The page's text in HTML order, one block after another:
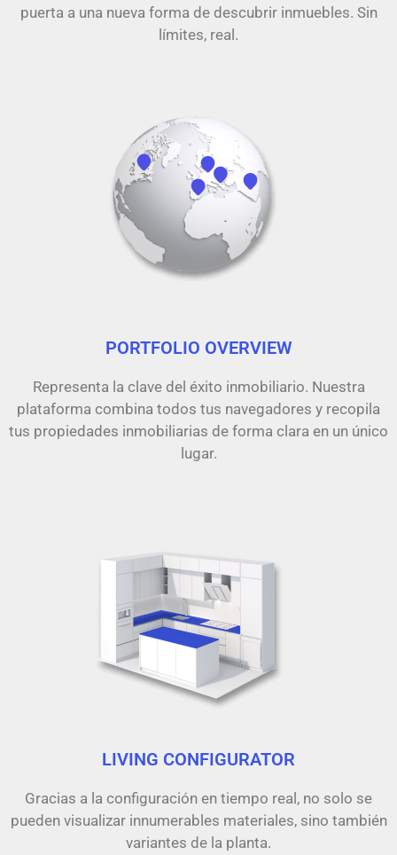
puerta a una nueva forma de descubrir inmuebles. Sin
límites, real.
PORTFOLIO OVERVIEW
Representa la clave del éxito inmobiliario. Nuestra
plataforma combina todos tus navegadores y recopila
tus propiedades inmobiliarias de forma clara en un único
lugar.
LIVING CONFIGURATOR
Gracias a la configuración en tiempo real, no solo se
pueden visualizar innumerables materiales, sino también
variantes de la planta.